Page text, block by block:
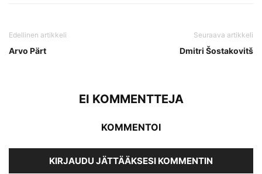
Edellinen artikkeli
Arvo Pärt
Seuraava artikkeli
Dmitri Šostakovitš
EI KOMMENTTEJA
KOMMENTOI
KIRJAUDU JÄTTÄÄKSESI KOMMENTIN